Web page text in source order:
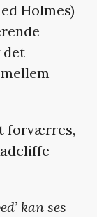
Holmes)
det
forværres,
kan ses